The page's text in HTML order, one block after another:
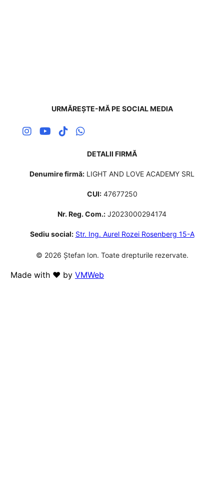
URMĂREȘTE-MĂ PE SOCIAL MEDIA
DETALII FIRMĂ
Denumire firmă: LIGHT AND LOVE ACADEMY SRL
CUI:47677250
Nr. Reg. Com.: J2023000294174
Sediu social: Str. Ing. Aurel Rozei Rosenberg 15-A
© 2026 Ștefan Ion. Toate drepturile rezervate.
Made with ❤️ by VMWeb